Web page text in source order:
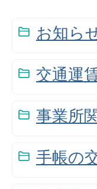
お知ら
交通運
事業所
手帳の